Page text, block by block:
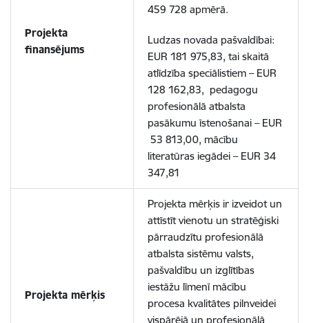
Projekta
finansējums
459 728 apmērā.
Ludzas novada pašvaldībai:
EUR 181 975,83, tai skaitā
atlīdzība speciālistiem – EUR
128 162,83, pedagogu
profesionālā atbalsta
pasākumu īstenošanai – EUR
53 813,00, mācību
literatūras iegādei – EUR 34
347,81
Projekta mērķis
Projekta mērķis ir izveidot un
attīstīt vienotu un stratēģiski
pārraudzītu profesionālā
atbalsta sistēmu valsts,
pašvaldību un izglītības
iestāžu līmenī mācību
procesa kvalitātes pilnveidei
vispārējā un profesionālā